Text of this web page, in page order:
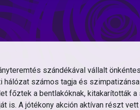
szándékával vállalt
számos tagja és
főztek a bentlakóknak,
is. A jótékony akción aktívan részt